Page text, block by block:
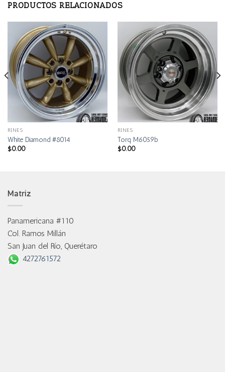
PRODUCTOS RELACIONADOS
RINES
White Diamond #8014
$0.00
RINES
Torq M6059b
$0.00
Matriz
Panamericana #110
Col. Ramos Millán
San Juan del Río, Querétaro
4272761572